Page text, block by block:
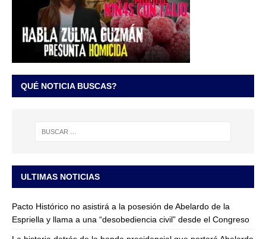
QUÉ NOTICIA BUSCAS?
ULTIMAS NOTICIAS
Pacto Histórico no asistirá a la posesión de Abelardo de la
Espriella y llama a una “desobediencia civil” desde el Congreso